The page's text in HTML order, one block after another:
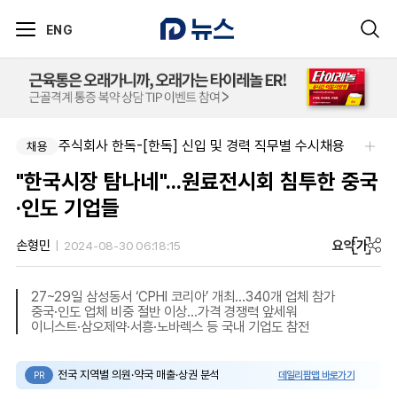
ENG
채용 주식회사 한독-[한독] 신입 및 경력 직무별 수시채용
"한국시장 탐나네"...원료전시회 침투한 중국
·인도 기업들
손형민 2024-08-30 06:18:15 요약가
27~29일 삼성동서 ‘CPHI 코리아’ 개최…340개 업체 참가
중국·인도 업체 비중 절반 이상…가격 경쟁력 앞세워
이니스트·삼오제약·서흥·노바렉스 등 국내 기업도 참전
PR 전국 지역별 의원·약국 매출·상권 분석 데일리팜맵 바로가기